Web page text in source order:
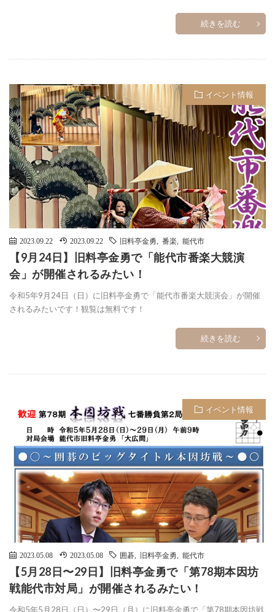
続きを読む
イベント情報
2023.09.22 2023.09.22 旧料亭金勇 番楽 能代市
【9月24日】旧料亭金勇で「能代市番楽大競演
会」が開催されるみたい！
令和5年9月24日（日）に旧料亭金勇で「能代市番楽大競演会」が開催
されるみたいです！観覧は無料です！
続きを読む
イベント情報
2023.05.08 2023.05.08 囲碁 旧料亭金勇 能代市
【5月28日〜29日】旧料亭金勇で「第78期本因坊
戦能代市対局」が開催されるみたい！
令和5年5月28日（日）〜29日（月）に旧料亭金勇で「第78期本因坊戦